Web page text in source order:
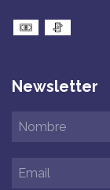
Newsletter